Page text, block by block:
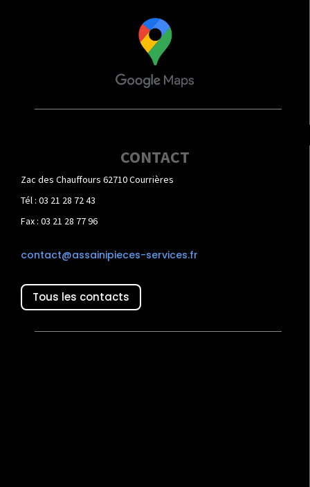
CONTACT
Zac des Chauffours 62710 Courrières
Tél : 03 21 28 72 43
Fax : 03 21 28 77 96
contact@assainipieces-services.fr
Tous les contacts